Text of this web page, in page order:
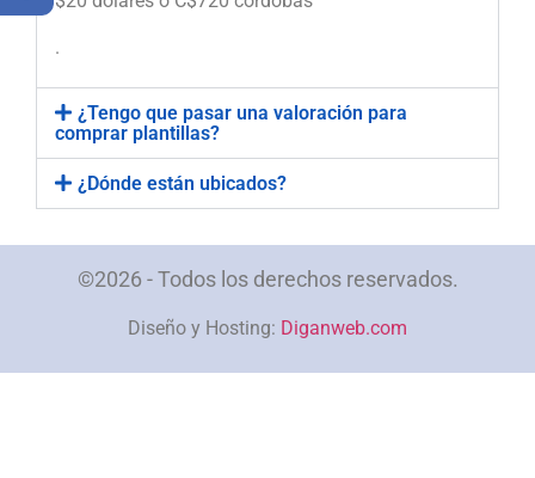
.
¿Tengo que pasar una valoración para
comprar plantillas?
¿Dónde están ubicados?
©2026 - Todos los derechos reservados.
Diseño y Hosting: Diganweb.com